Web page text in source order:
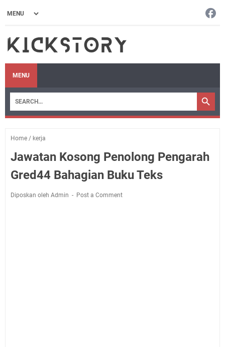
MENU
Home / kerja
Jawatan Kosong Penolong Pengarah
Gred44 Bahagian Buku Teks
Diposkan oleh Admin Post a Comment